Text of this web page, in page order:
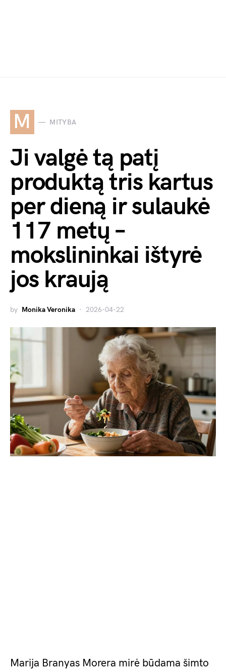
M MITYBA
Ji valgė tą patį
produktą tris kartus
per dieną ir sulaukė
117 metų –
mokslininkai ištyrė
jos kraują
by Monika Veronika 2026-04-22
Marija Branyas Morera mirė būdama šimto